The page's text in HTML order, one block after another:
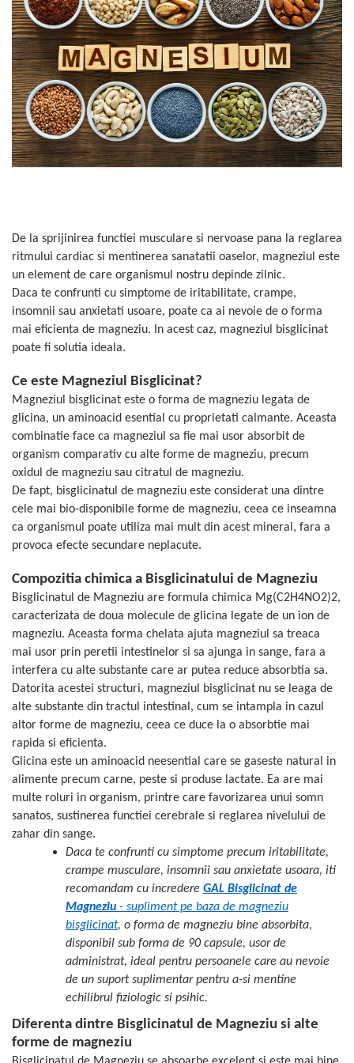
Piele, păr & unghii
Tranzit intestinal
Colesterol & tensiune
Sănătatea copiilor
Performanta sportiva
Sanatate Orala
Alergii
Îngrijirea Tenului
Creme de față
Seruri
Creme cu SPF
Demachiante
Geluri de curățare
Ape micelare
Tonere
Balsam buze
Îngrijirea Corpului
Creme de corp
Loțiuni
Unturi de corp
Uleiuri de corp
Scruburi
Protecție Solară
Creme SPF față
Creme SPF corp
Spray SPF
Uleiuri bronzare
After Sun
Acceleratoare bronz
Igienă Personală
Deodorante
Mâini și Unghii
Creme mâini
Tratamente unghii
Cosmetice coreene
Beauty of Joseon
PETITFEE
Mary & May
COSRX
BIODANCE
OOTD
Cettua
Haruharu Wonder
Medicube
DELLA BORN
Colagen
Creatina
Crom
Curcumin (Turmeric)
Enzime
Fibre
Fier
Ginkgo biloba
Ginseng
Glucozamina
Glutation
L-Arginina
L-Glutamina
Lecitina
Maca
Magneziu
Miere de Manuka
MSM
Multivitamine
Palmier pitic
Probiotice
Proteine din zer (Whey Protein)
Quercetin
Resveratrol
Scortisoara
Seleniu
Seminte de in
Silimarina
Spirulina
Ulei de cocos
Ulei de peste
Vitamina A
Vitamina B
Vitamina D
Vitamina E
Vitamina K
Zinc
Zinc Bisglicinat
De la sprijinirea functiei musculare si nervoase pana la reglarea
ritmului cardiac si mentinerea sanatatii oaselor, magneziul este
un element de care organismul nostru depinde zilnic.
Daca te confrunti cu simptome de iritabilitate, crampe,
insomnii sau anxietati usoare, poate ca ai nevoie de o forma
mai eficienta de magneziu. In acest caz, magneziul bisglicinat
poate fi solutia ideala.
Ce este Magneziul Bisglicinat?
Magneziul bisglicinat este o forma de magneziu legata de
glicina, un aminoacid esential cu proprietati calmante. Aceasta
combinatie face ca magneziul sa fie mai usor absorbit de
organism comparativ cu alte forme de magneziu, precum
oxidul de magneziu sau citratul de magneziu.
De fapt, bisglicinatul de magneziu este considerat una dintre
cele mai bio-disponibile forme de magneziu, ceea ce inseamna
ca organismul poate utiliza mai mult din acest mineral, fara a
provoca efecte secundare neplacute.
Compozitia chimica a Bisglicinatului de Magneziu
Bisglicinatul de Magneziu are formula chimica Mg(C2H4NO2)2,
caracterizata de doua molecule de glicina legate de un ion de
magneziu. Aceasta forma chelata ajuta magneziul sa treaca
mai usor prin peretii intestinelor si sa ajunga in sange, fara a
interfera cu alte substante care ar putea reduce absorbtia sa.
Datorita acestei structuri, magneziul bisglicinat nu se leaga de
alte substante din tractul intestinal, cum se intampla in cazul
altor forme de magneziu, ceea ce duce la o absorbtie mai
rapida si eficienta.
Glicina este un aminoacid neesential care se gaseste natural in
alimente precum carne, peste si produse lactate. Ea are mai
multe roluri in organism, printre care favorizarea unui somn
sanatos, sustinerea functiei cerebrale si reglarea nivelului de
zahar din sange.
Daca te confrunti cu simptome precum iritabilitate,
crampe musculare, insomnii sau anxietate usoara, iti
recomandam cu incredere GAL Bisglicinat de
Magneziu - supliment pe baza de magneziu
bisglicinat, o forma de magneziu bine absorbita,
disponibil sub forma de 90 capsule, usor de
administrat, ideal pentru persoanele care au nevoie
de un suport suplimentar pentru a-si mentine
echilibrul fiziologic si psihic.
Diferenta dintre Bisglicinatul de Magneziu si alte
forme de magneziu